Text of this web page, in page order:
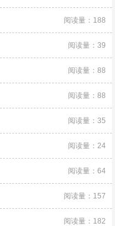
阅读量：188
阅读量：39
阅读量：88
阅读量：88
阅读量：35
阅读量：24
阅读量：64
阅读量：157
阅读量：182